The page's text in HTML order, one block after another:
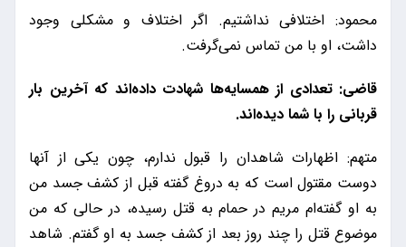
محمود: اختلافی نداشتیم. اگر اختلاف و مشکلی وجود
داشت، او با من تماس نمی‌گرفت.
قاضی: تعدادی از همسایه‌ها شهادت داده‌اند که آخرین بار
قربانی را با شما دیده‌اند.
متهم: اظهارات شاهدان را قبول ندارم، چون یکی از آنها
دوست مقتول است که به دروغ گفته قبل از کشف جسد من
به او گفته‌ام مریم در حمام به قتل رسیده، در حالی که من
موضوع قتل را چند روز بعد از کشف جسد به او گفتم. شاهد